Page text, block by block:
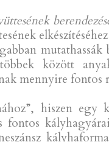
mutathassák
között
mennyire fontos
hiszen egy
fontos